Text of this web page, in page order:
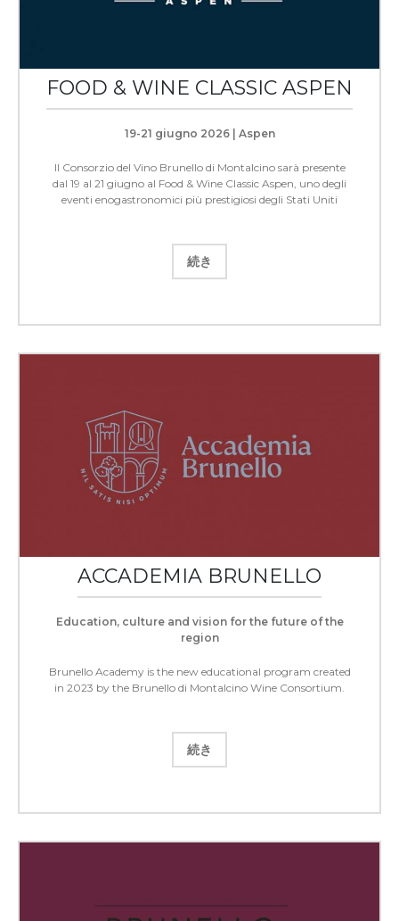
FOOD & WINE CLASSIC ASPEN
19-21 giugno 2026 | Aspen
Il Consorzio del Vino Brunello di Montalcino sarà presente
dal 19 al 21 giugno al Food & Wine Classic Aspen, uno degli
eventi enogastronomici più prestigiosi degli Stati Uniti
続き
ACCADEMIA BRUNELLO
Education, culture and vision for the future of the
region
Brunello Academy is the new educational program created
in 2023 by the Brunello di Montalcino Wine Consortium.
続き